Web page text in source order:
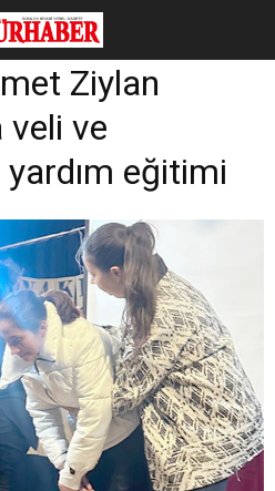
Ziylan
veli ve
eğitimi